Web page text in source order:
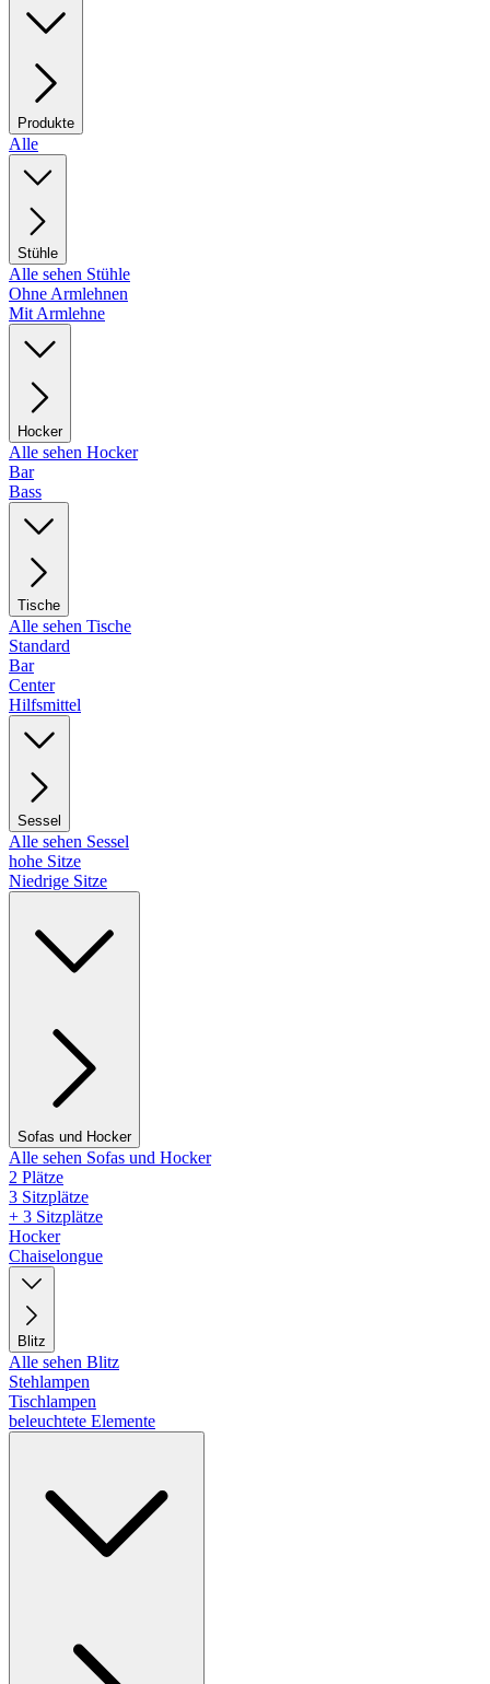
Produkte
Alle
Stühle
Alle sehen Stühle
Ohne Armlehnen
Mit Armlehne
Hocker
Alle sehen Hocker
Bar
Bass
Tische
Alle sehen Tische
Standard
Bar
Center
Hilfsmittel
Sessel
Alle sehen Sessel
hohe Sitze
Niedrige Sitze
Sofas und Hocker
Alle sehen Sofas und Hocker
2 Plätze
3 Sitzplätze
+ 3 Sitzplätze
Hocker
Chaiselongue
Blitz
Alle sehen Blitz
Stehlampen
Tischlampen
beleuchtete Elemente